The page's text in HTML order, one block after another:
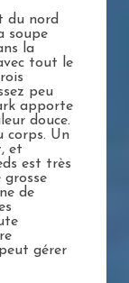
du nord
soupe
la
tout le
peu
apporte
douce.
corps. Un
et
est très
de
gérer